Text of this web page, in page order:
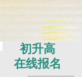
初升高
在线报名